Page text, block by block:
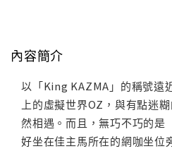
內容簡介
以「King KAZMA」的稱號遠
上的虛擬世界OZ，與有點迷
然相遇。而且，無巧不巧的是
好坐在佳主馬所在的網咖坐位